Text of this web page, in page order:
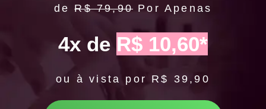
deR$ 79,90 Por Apenas
4x de R$ 10,60*
ou à vista por R$ 39,90